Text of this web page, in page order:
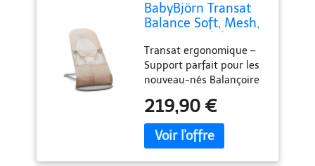
BabyBjörn Transat
Balance Soft, Mesh,
Transat ergonomique –
Support parfait pour les
nouveau-nés Balançoire
câbles Pliable et facile à
déplacer À partir de 3,5
kg/53 cm à 13 kg
219,90 €